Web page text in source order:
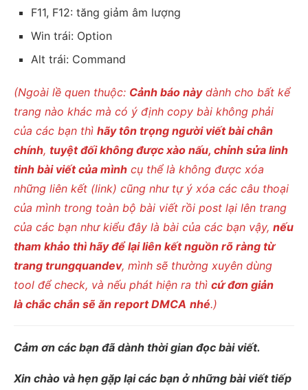
F11, F12: tăng giảm âm lượng
Win trái: Option
Alt trái: Command
(Ngoài lề quen thuộc: Cảnh báo nàydành cho bất kể
trang nào khác mà có ý định copy bài không phải
của các bạn thì hãy tôn trọng người viết bài chân
chính, tuyệt đối không được xào nấu, chỉnh sửa linh
tinh bài viết của mình cụ thể là không được xóa
những liên kết (link) cũng như tự ý xóa các câu thoại
của mình trong toàn bộ bài viết rồi post lại lên trang
của các bạn như kiểu đây là bài của các bạn vậy, nếu
tham khảo thì hãy để lại liên kết nguồn rõ ràng từ
trang trungquandev, mình sẽ thường xuyên dùng
tool để check, và nếu phát hiện ra thì cứ đơn giản
là chắc chắn sẽ ăn report DMCA nhé.)
Cảm ơn các bạn đã dành thời gian đọc bài viết.
Xin chào và hẹn gặp lại các bạn ở những bài viết tiếp